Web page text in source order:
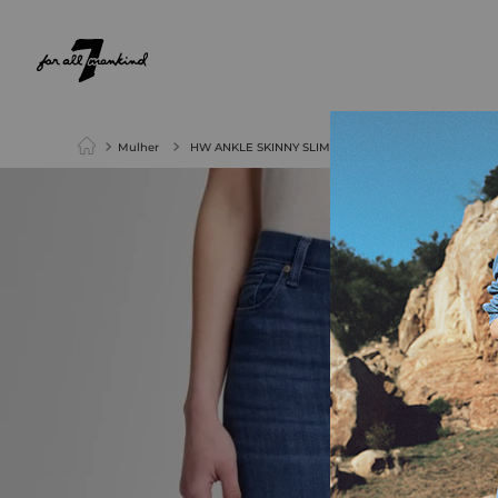
Mulher HW ANKLE SKINNY SLIM ILLUSION LUXE NEPTUNE